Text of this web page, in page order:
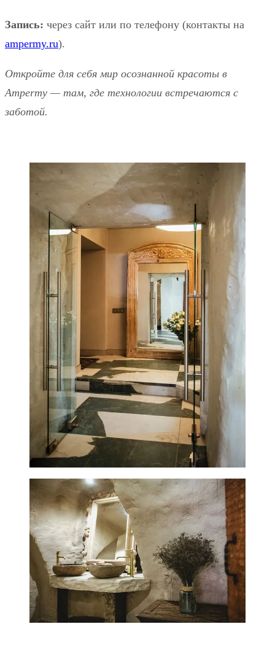
Запись: через сайт или по телефону (контакты на
ampermy.ru).
Откройте для себя мир осознанной красоты в
Ampermy — там, где технологии встречаются с
заботой.